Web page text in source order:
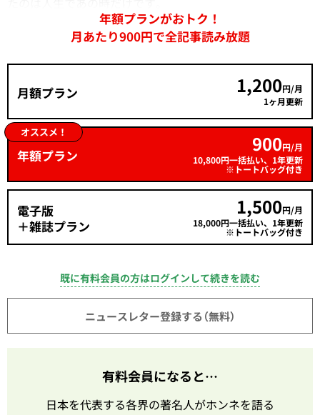
年額プランがおトク！
月あたり900円で全記事読み放題
月額プラン 1,200円/月
1ヶ月更新
オススメ！
年額プラン 900円/月
10,800円一括払い、1年更新
※トートバッグ付き
電子版
＋雑誌プラン
1,500円/月
18,000円一括払い、1年更新
※トートバッグ付き
既に有料会員の方はログインして続きを読む
ニュースレター登録する（無料）
有料会員になると…
日本を代表する各界の著名人がホンネを語る